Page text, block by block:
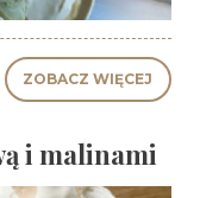
i malinami